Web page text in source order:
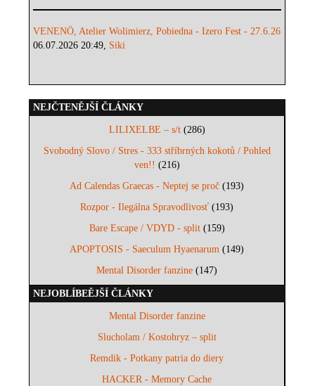
VENENÖ, Atelier Wolimierz, Pobiedna - Izero Fest - 27.6.26
06.07.2026 20:49, Siki
NEJČTENĚJŠÍ ČLÁNKY
LILIXELBE – s/t(286)
Svobodný Slovo / Stres - 333 stříbrných kokotů / Pohled
ven!! (216)
Ad Calendas Graecas - Neptej se proč (193)
Rozpor - Ilegálna Spravodlivosť (193)
Bare Escape / VDYD - split(159)
APOPTOSIS - Saeculum Hyaenarum (149)
Mental Disorder fanzine (147)
NEJOBLÍBEĚJŠÍ ČLÁNKY
Mental Disorder fanzine
Slucholam / Kostohryz – split
Remdik - Potkany patria do diery
HACKER - Memory Cache